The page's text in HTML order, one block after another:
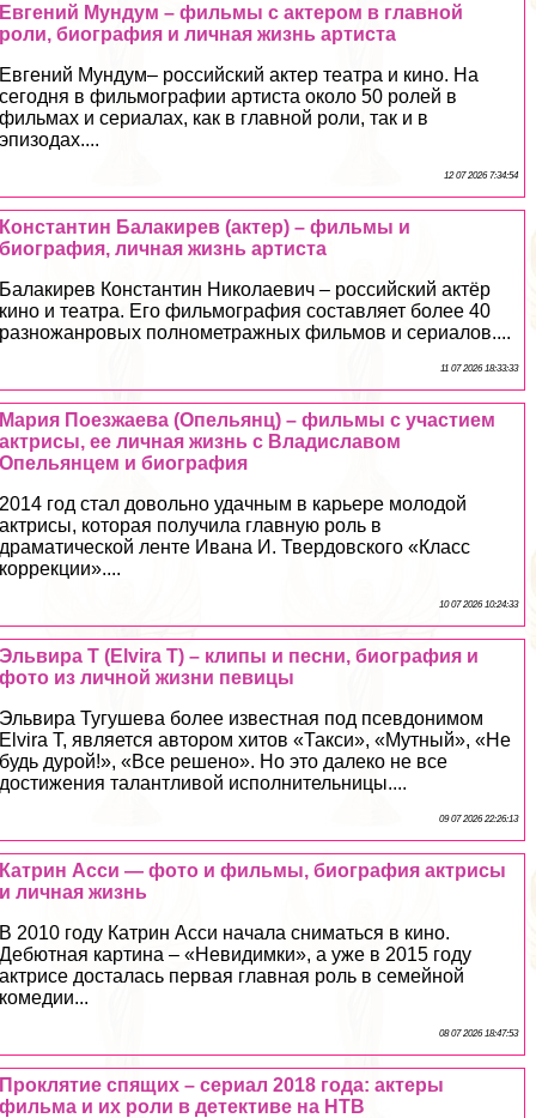
Евгений Мундум – фильмы с актером в главной
роли, биография и личная жизнь артиста
Евгений Мундум– российский актер театра и кино. На
сегодня в фильмографии артиста около 50 ролей в
фильмах и сериалах, как в главной роли, так и в
эпизодах....
12 07 2026 7:34:54
Константин Балакирев (актер) – фильмы и
биография, личная жизнь артиста
Балакирев Константин Николаевич – российский актёр
кино и театра. Его фильмография составляет более 40
разножанровых полнометражных фильмов и сериалов....
11 07 2026 18:33:33
Мария Поезжаева (Опельянц) – фильмы с участием
актрисы, ее личная жизнь с Владиславом
Опельянцем и биография
2014 год стал довольно удачным в карьере молодой
актрисы, которая получила главную роль в
драматической ленте Ивана И. Твердовского «Класс
коррекции»....
10 07 2026 10:24:33
Эльвира Т (Elvira T) – клипы и песни, биография и
фото из личной жизни певицы
Эльвира Тугушева более известная под псевдонимом
Elvira T, является автором хитов «Такси», «Мутный», «Не
будь дурой!», «Все решено». Но это далеко не все
достижения талантливой исполнительницы....
09 07 2026 22:26:13
Катрин Асси — фото и фильмы, биография актрисы
и личная жизнь
В 2010 году Катрин Асси начала сниматься в кино.
Дебютная картина – «Невидимки», а уже в 2015 году
актрисе досталась первая главная роль в семейной
комедии...
08 07 2026 18:47:53
Проклятие спящих – сериал 2018 года: актеры
фильма и их роли в детективе на НТВ